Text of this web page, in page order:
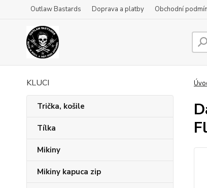
Outlaw Bastards Doprava a platby Obchodní
KLUCI
Trička, košile
Tílka
Mikiny
Mikiny kapuca zip